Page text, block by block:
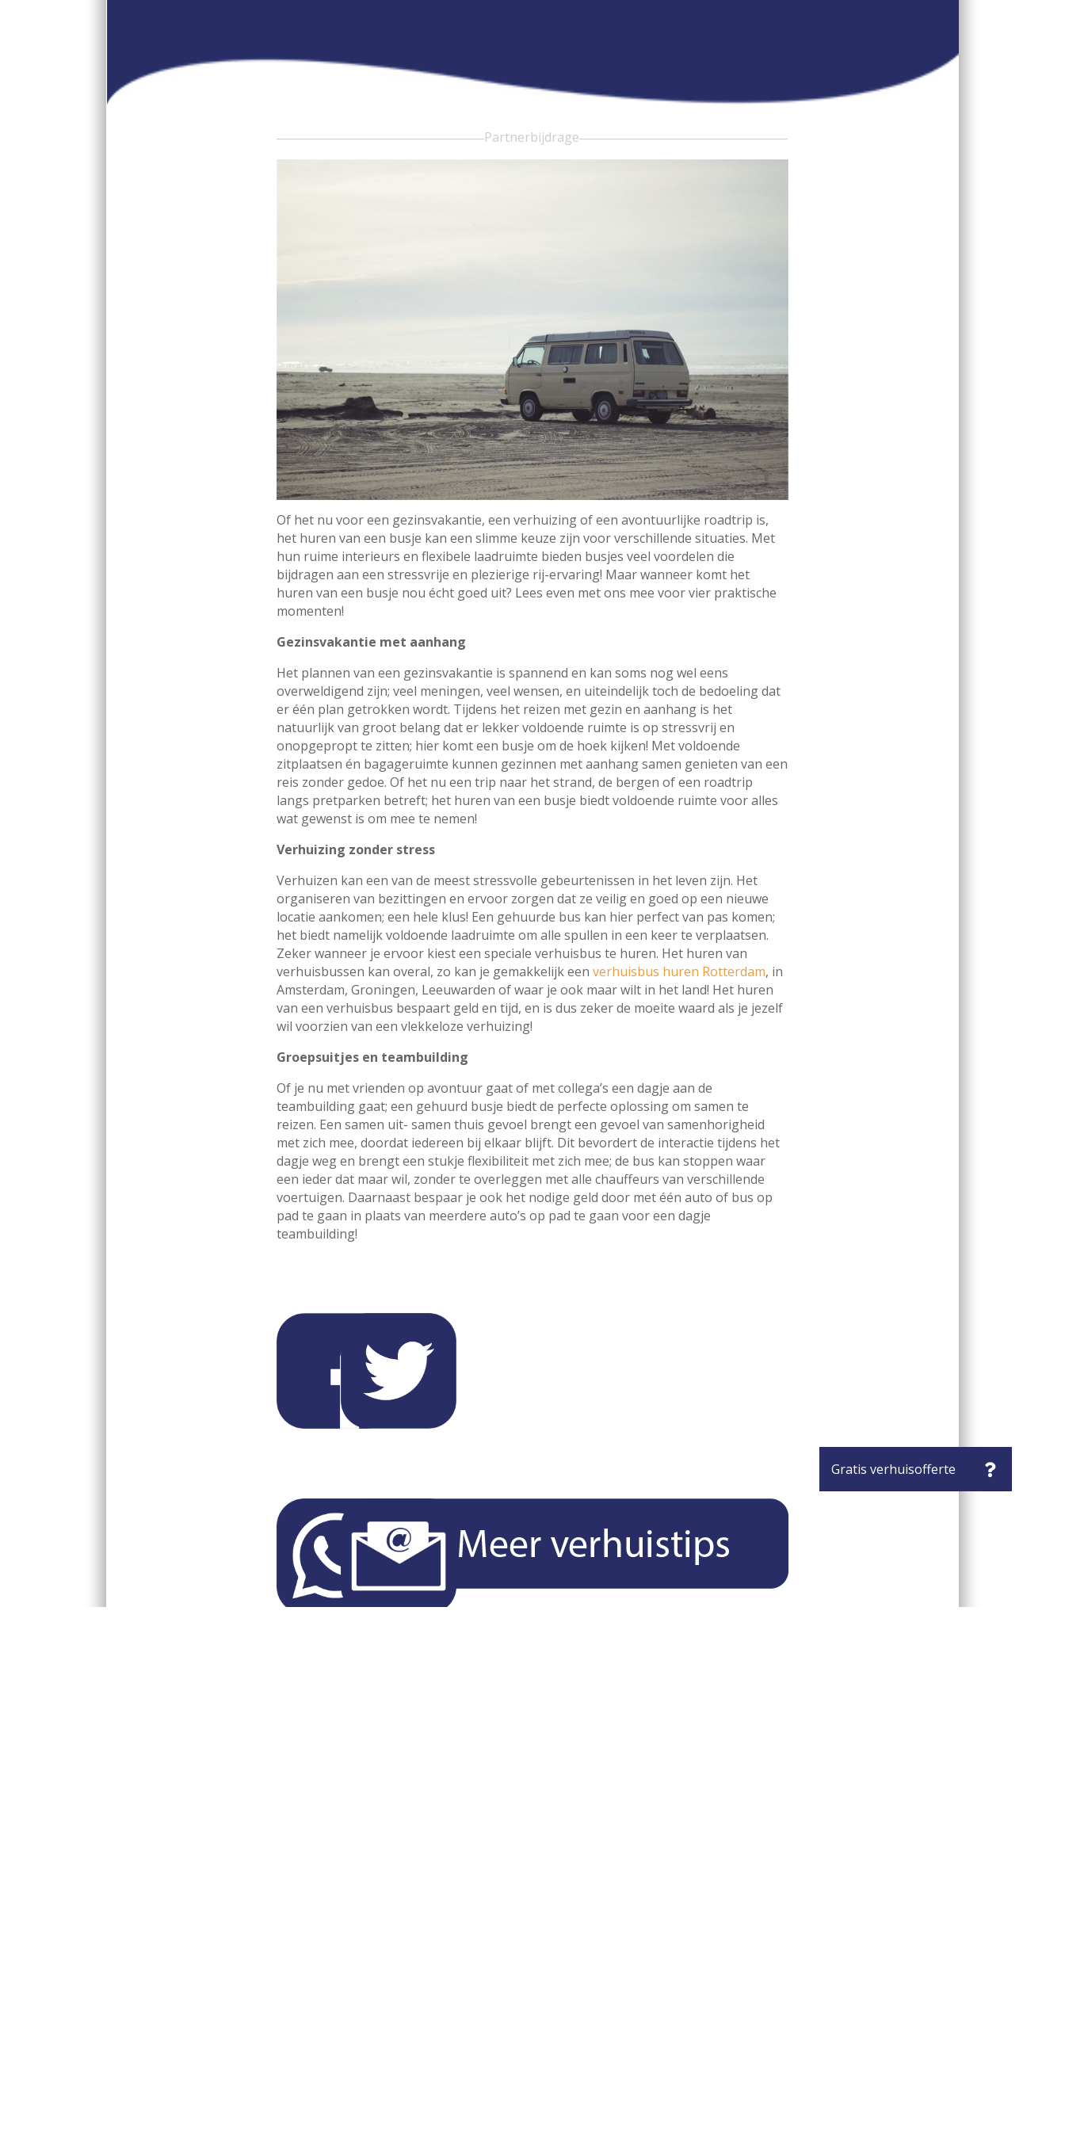
Partnerbijdrage
Of het nu voor een gezinsvakantie, een verhuizing of een avontuurlijke roadtrip is,
het huren van een busje kan een slimme keuze zijn voor verschillende situaties. Met
hun ruime interieurs en flexibele laadruimte bieden busjes veel voordelen die
bijdragen aan een stressvrije en plezierige rij-ervaring! Maar wanneer komt het
huren van een busje nou écht goed uit? Lees even met ons mee voor vier praktische
momenten!
Gezinsvakantie met aanhang
Het plannen van een gezinsvakantie is spannend en kan soms nog wel eens
overweldigend zijn; veel meningen, veel wensen, en uiteindelijk toch de bedoeling dat
er één plan getrokken wordt. Tijdens het reizen met gezin en aanhang is het
natuurlijk van groot belang dat er lekker voldoende ruimte is op stressvrij en
onopgepropt te zitten; hier komt een busje om de hoek kijken! Met voldoende
zitplaatsen én bagageruimte kunnen gezinnen met aanhang samen genieten van een
reis zonder gedoe. Of het nu een trip naar het strand, de bergen of een roadtrip
langs pretparken betreft; het huren van een busje biedt voldoende ruimte voor alles
wat gewenst is om mee te nemen!
Verhuizing zonder stress
Verhuizen kan een van de meest stressvolle gebeurtenissen in het leven zijn. Het
organiseren van bezittingen en ervoor zorgen dat ze veilig en goed op een nieuwe
locatie aankomen; een hele klus! Een gehuurde bus kan hier perfect van pas komen;
het biedt namelijk voldoende laadruimte om alle spullen in een keer te verplaatsen.
Zeker wanneer je ervoor kiest een speciale verhuisbus te huren. Het huren van
verhuisbussen kan overal, zo kan je gemakkelijk eenverhuisbus huren Rotterdam, in
Amsterdam, Groningen, Leeuwarden of waar je ook maar wilt in het land! Het huren
van een verhuisbus bespaart geld en tijd, en is dus zeker de moeite waard als je jezelf
wil voorzien van een vlekkeloze verhuizing!
Groepsuitjes en teambuilding
Of je nu met vrienden op avontuur gaat of met collega’s een dagje aan de
teambuilding gaat; een gehuurd busje biedt de perfecte oplossing om samen te
reizen. Een samen uit- samen thuis gevoel brengt een gevoel van samenhorigheid
met zich mee, doordat iedereen bij elkaar blijft. Dit bevordert de interactie tijdens het
dagje weg en brengt een stukje flexibiliteit met zich mee; de bus kan stoppen waar
een ieder dat maar wil, zonder te overleggen met alle chauffeurs van verschillende
voertuigen. Daarnaast bespaar je ook het nodige geld door met één auto of bus op
pad te gaan in plaats van meerdere auto’s op pad te gaan voor een dagje
teambuilding!